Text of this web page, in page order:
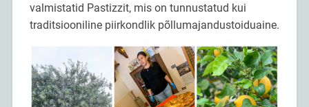
valmistatid Pastizzit, mis on tunnustatud kui
traditsiooniline piirkondlik põllumajandustoiduaine.